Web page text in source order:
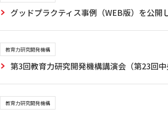
グッドプラクティス事例（WEB版）を公開
教育力研究開発機構
第3回教育力研究開発機構講演会（第23回
教育力研究開発機構